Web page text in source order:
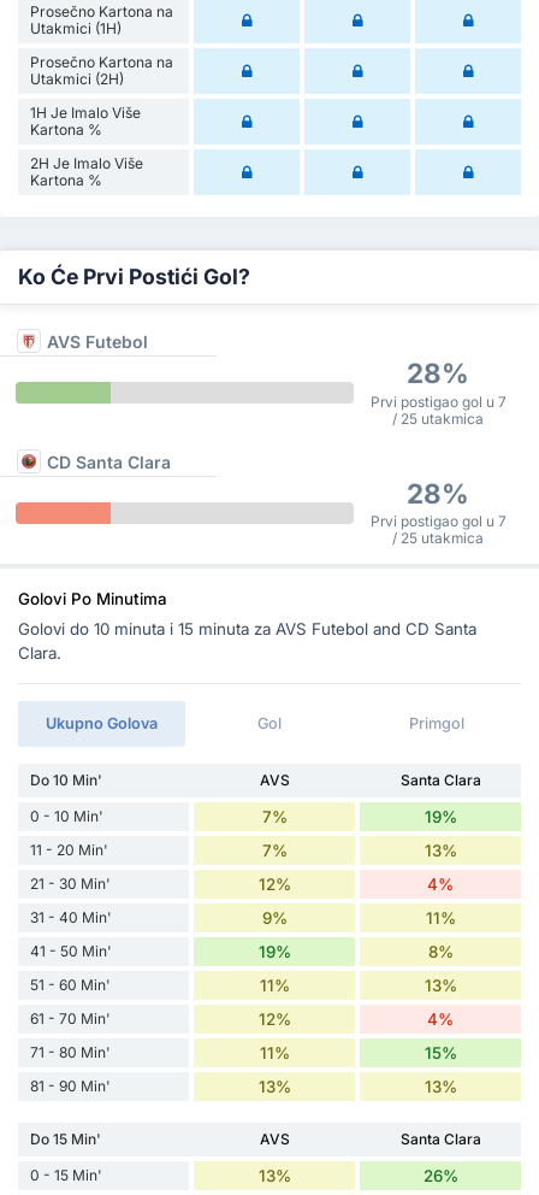
Prosečno Kartona na
Utakmici (1H)
Prosečno Kartona na
Utakmici (2H)
1H Je Imalo Više
Kartona %
2H Je Imalo Više
Kartona %
Ko Će Prvi Postići Gol?
AVS Futebol
28%
Prvi postigao gol u 7
/ 25 utakmica
CD Santa Clara
28%
Prvi postigao gol u 7
/ 25 utakmica
Golovi Po Minutima
Golovi do 10 minuta i 15 minuta za AVS Futebol and CD Santa
Clara.
Ukupno Golova Gol Primgol
Do 10 Min' AVS
Santa Clara
0 - 10 Min'
7% 19%
11 - 20 Min' 7% 13%
21 - 30 Min' 12% 4%
31 - 40 Min' 9% 11%
41 - 50 Min' 19% 8%
51 - 60 Min' 11% 13%
61 - 70 Min' 12% 4%
71 - 80 Min' 11% 15%
81 - 90 Min' 13% 13%
Do 15 Min' AVS
Santa Clara
0 - 15 Min'
13% 26%